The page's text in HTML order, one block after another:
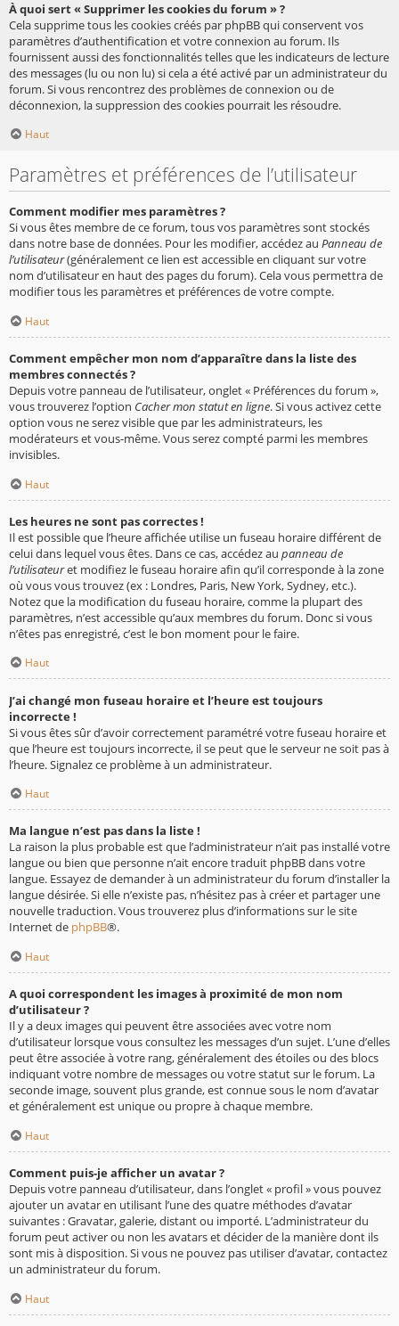
À quoi sert « Supprimer les cookies du forum » ?
Cela supprime tous les cookies créés par phpBB qui conservent vos
paramètres d’authentification et votre connexion au forum. Ils
fournissent aussi des fonctionnalités telles que les indicateurs de lecture
des messages (lu ou non lu) si cela a été activé par un administrateur du
forum. Si vous rencontrez des problèmes de connexion ou de
déconnexion, la suppression des cookies pourrait les résoudre.
Haut
Paramètres et préférences de l’utilisateur
Comment modifier mes paramètres ?
Si vous êtes membre de ce forum, tous vos paramètres sont stockés
dans notre base de données. Pour les modifier, accédez au Panneau de
l’utilisateur(généralement ce lien est accessible en cliquant sur votre
nom d’utilisateur en haut des pages du forum). Cela vous permettra de
modifier tous les paramètres et préférences de votre compte.
Haut
Comment empêcher mon nom d’apparaître dans la liste des
membres connectés ?
Depuis votre panneau de l’utilisateur, onglet « Préférences du forum »,
vous trouverez l’option Cacher mon statut en ligne. Si vous activez cette
option vous ne serez visible que par les administrateurs, les
modérateurs et vous-même. Vous serez compté parmi les membres
invisibles.
Haut
Les heures ne sont pas correctes !
Il est possible que l’heure affichée utilise un fuseau horaire différent de
celui dans lequel vous êtes. Dans ce cas, accédez au panneau de
l’utilisateuret modifiez le fuseau horaire afin qu’il corresponde à la zone
où vous vous trouvez (ex : Londres, Paris, New York, Sydney, etc.).
Notez que la modification du fuseau horaire, comme la plupart des
paramètres, n’est accessible qu’aux membres du forum. Donc si vous
n’êtes pas enregistré, c’est le bon moment pour le faire.
Haut
J’ai changé mon fuseau horaire et l’heure est toujours
incorrecte !
Si vous êtes sûr d’avoir correctement paramétré votre fuseau horaire et
que l’heure est toujours incorrecte, il se peut que le serveur ne soit pas à
l’heure. Signalez ce problème à un administrateur.
Haut
Ma langue n’est pas dans la liste !
La raison la plus probable est que l’administrateur n’ait pas installé votre
langue ou bien que personne n’ait encore traduit phpBB dans votre
langue. Essayez de demander à un administrateur du forum d’installer la
langue désirée. Si elle n’existe pas, n’hésitez pas à créer et partager une
nouvelle traduction. Vous trouverez plus d’informations sur le site
Internet de phpBB®.
Haut
A quoi correspondent les images à proximité de mon nom
d’utilisateur ?
Il y a deux images qui peuvent être associées avec votre nom
d’utilisateur lorsque vous consultez les messages d’un sujet. L’une d’elles
peut être associée à votre rang, généralement des étoiles ou des blocs
indiquant votre nombre de messages ou votre statut sur le forum. La
seconde image, souvent plus grande, est connue sous le nom d’avatar
et généralement est unique ou propre à chaque membre.
Haut
Comment puis-je afficher un avatar ?
Depuis votre panneau d’utilisateur, dans l’onglet « profil » vous pouvez
ajouter un avatar en utilisant l’une des quatre méthodes d’avatar
suivantes : Gravatar, galerie, distant ou importé. L’administrateur du
forum peut activer ou non les avatars et décider de la manière dont ils
sont mis à disposition. Si vous ne pouvez pas utiliser d’avatar, contactez
un administrateur du forum.
Haut